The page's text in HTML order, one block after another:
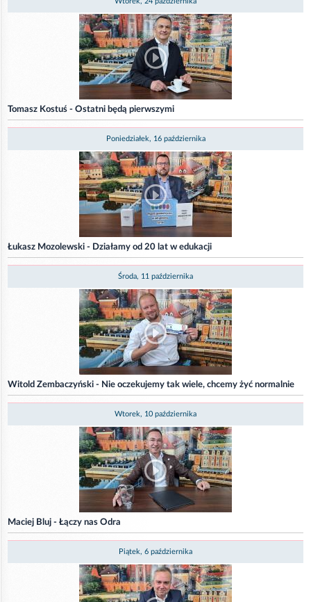
Tomasz Kostuś - Ostatni będą pierwszymi
Poniedziałek, 16 października
Łukasz Mozolewski - Działamy od 20 lat w edukacji
Środa, 11 października
Witold Zembaczyński - Nie oczekujemy tak wiele, chcemy żyć normalnie
Wtorek, 10 października
Maciej Bluj - Łączy nas Odra
Piątek, 6 października